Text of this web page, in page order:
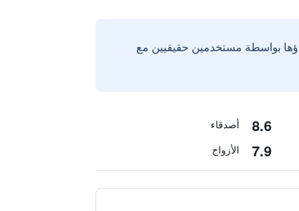
بواسطة مستخدمين حقيقيين مع
8.6 أصدقاء
7.9 الأزواج